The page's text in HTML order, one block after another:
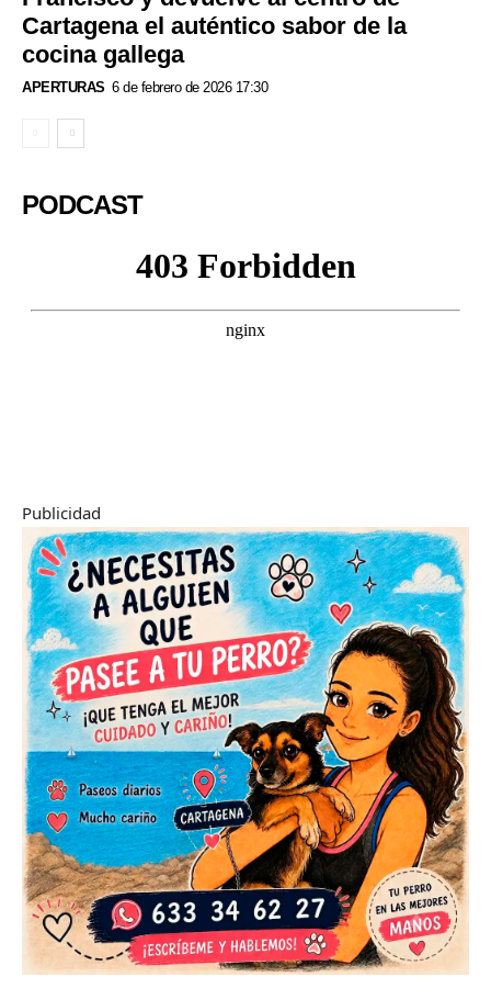
Cartagena el auténtico sabor de la
cocina gallega
APERTURAS 6 de febrero de 2026 17:30
PODCAST
Publicidad